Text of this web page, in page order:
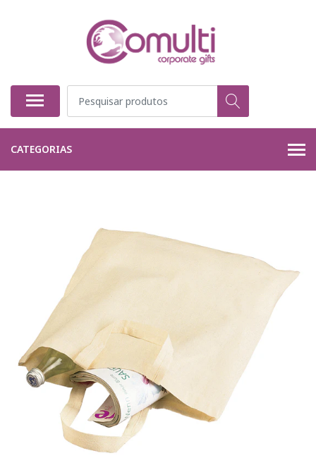
CATEGORIAS